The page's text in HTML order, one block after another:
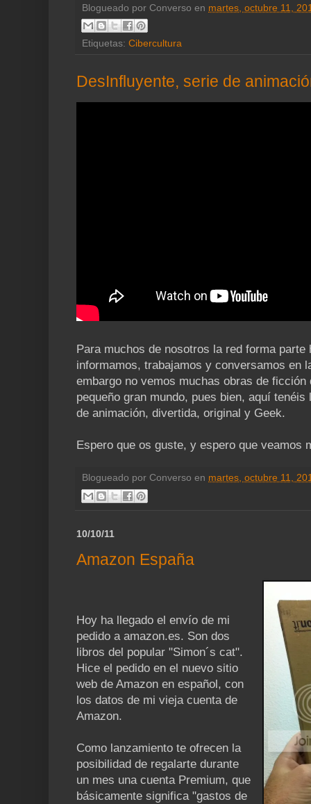
Blogueado por Converso en martes, octubre 11,
Etiquetas: Cibercultura
DesInfluyente, serie de
Para muchos de nosotros la red forma
informamos, trabajamos y conversamos en
embargo no vemos muchas obras de ficción
pequeño gran mundo, pues bien, aquí
de animación, divertida, original y Geek.
Espero que os guste, y espero que veamos
Blogueado por Converso en martes, octubre 11,
10/10/11
Amazon España
Hoy ha llegado el envío de mi
pedido a amazon.es. Son dos
libros del popular "Simon´s cat".
Hice el pedido en el nuevo sitio
web de Amazon en español, con
los datos de mi vieja cuenta de
Amazon.
Como lanzamiento te ofrecen la
posibilidad de regalarte durante
un mes una cuenta Premium, que
básicamente significa "gastos de